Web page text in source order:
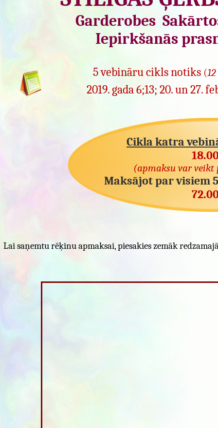
Lai saņemtu rēķinu apmaksai, piesakies zemāk
Cikla katra
(apmaksu var
Maksājot par visiem
Garderobes
Iepirkšanās
5 vebināru cikls notiks (
2019. gada 6;13; 20. un 27.